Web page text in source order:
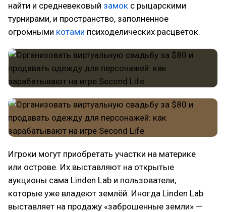
найти и средневековый замок с рыцарскими
турнирами, и пространство, заполненное
огромными котами психоделических расцветок.
Игроки могут приобретать участки на материке
или острове. Их выставляют на открытые
аукционы сама Linden Lab и пользователи,
которые уже владеют землёй. Иногда Linden Lab
выставляет на продажу «заброшенные земли» —